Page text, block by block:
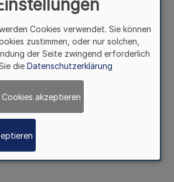
VV zu § 44 LHO NRW wird darauf
dieser Regelung kein Anspruch auf eine
Projekts begründet wird.
der Zuwendung
Cookies verwendet. Sie können
zustimmen, oder nur solchen,
der Seite zwingend erforderlich
die Datenschutzerklärung
akzeptieren